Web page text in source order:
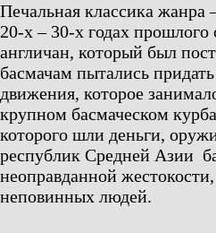
Печальная классика жанра
20-х – 30-х годах
англичан, который был
басмачам пытались
движения, которое
крупном басмаческом
которого шли деньги,
республик Средней Азии
неоправданной
неповинных людей.